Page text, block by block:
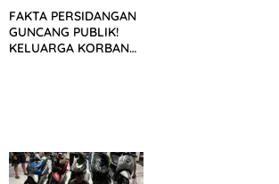
FAKTA PERSIDANGAN
GUNCANG PUBLIK!
KELUARGA KORBAN